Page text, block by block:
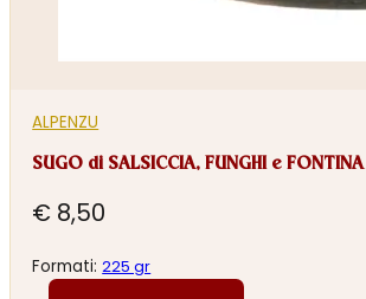
ALPENZU
SUGO di SALSICCIA, FUNGHI e FONTINA
€ 8,50
Formati:225 gr